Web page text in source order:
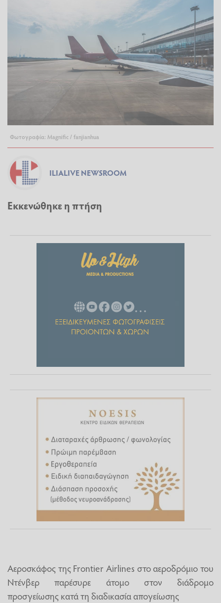
Φωτογραφία: Magnific / fanjianhua
ILIALIVE NEWSROOM
Εκκενώθηκε η πτήση
Αεροσκάφος της Frontier Airlines στο αεροδρόμιο του
Ντένβερ παρέσυρε άτομο στον διάδρομο
προσγείωσης κατά τη διαδικασία απογείωσης